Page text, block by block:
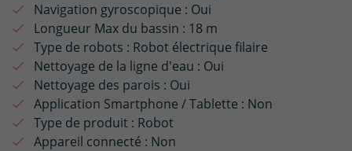
Navigation gyroscopique : Oui
Longueur Max du bassin : 18 m
Type de robots : Robot électrique filaire
Nettoyage de la ligne d'eau : Oui
Nettoyage des parois : Oui
Application Smartphone / Tablette : Non
Type de produit : Robot
Appareil connecté : Non